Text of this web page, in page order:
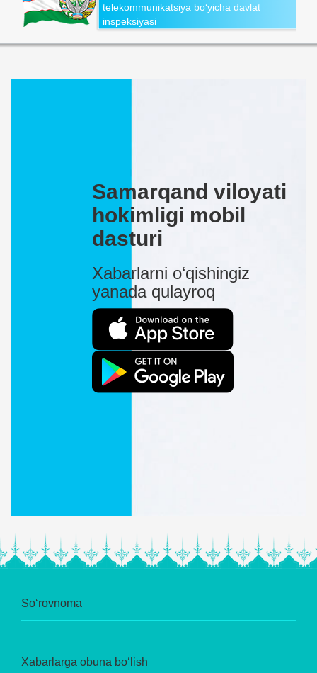
telekommunikatsiya bo‘yicha davlat
inspeksiyasi
Samarqand viloyati
hokimligi mobil
dasturi
Xabarlarni o‘qishingiz
yanada qulayroq
So‘rovnoma
Xabarlarga obuna bo‘lish